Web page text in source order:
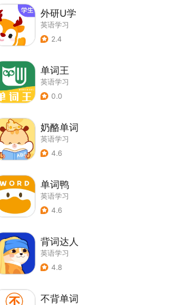
外研U学
英语学习
2.4
单词王
英语学习
0.0
奶酪单词
英语学习
4.6
单词鸭
英语学习
4.6
背词达人
英语学习
4.8
不背单词